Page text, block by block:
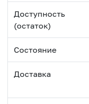
Доступность
(остаток)
Состояние
Доставка